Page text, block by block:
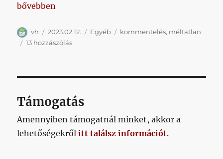
„bónusz hardcore cicaharc: freakshow és
bővebben
Szerző
vh Közzétéve
2023.02.12. Kategória
Egyéb Címke
kommentelés, méltatlan
13 hozzászólásbónusz
szánalom
című
bejegyzéshez
Támogatás
Amennyiben támogatnál minket, akkor a
lehetőségekrőlitt találsz információt.